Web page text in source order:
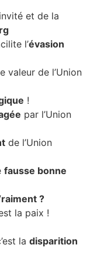
et de la
l’évasion
valeur de l’Union
!
par l’Union
de l’Union
fausse bonne
?
la paix !
la disparition